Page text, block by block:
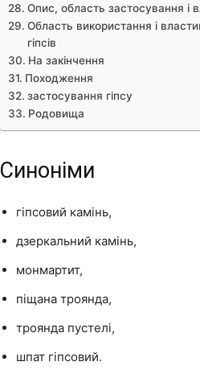
Опис, область застосування і
Область використання і
гіпсів
На закінчення
Походження
застосування гіпсу
Родовища
Синоніми
гіпсовий камінь,
дзеркальний камінь,
монмартит,
піщана троянда,
троянда пустелі,
шпат гіпсовий.